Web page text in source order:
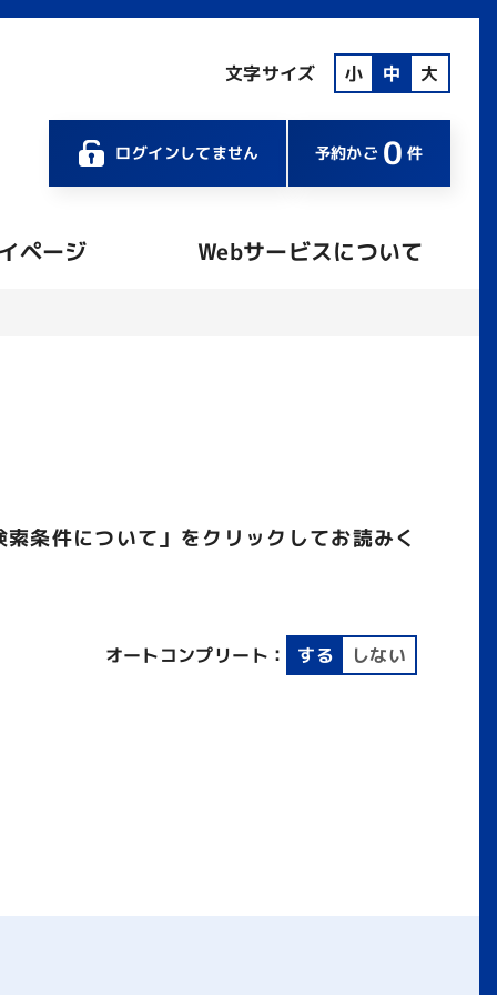
文字サイズ 小 中 大
ログインしてません 予約かご 0 件
ページ Webサービスについて
条件について」をクリックしてお読みく
オートコンプリート： する しない